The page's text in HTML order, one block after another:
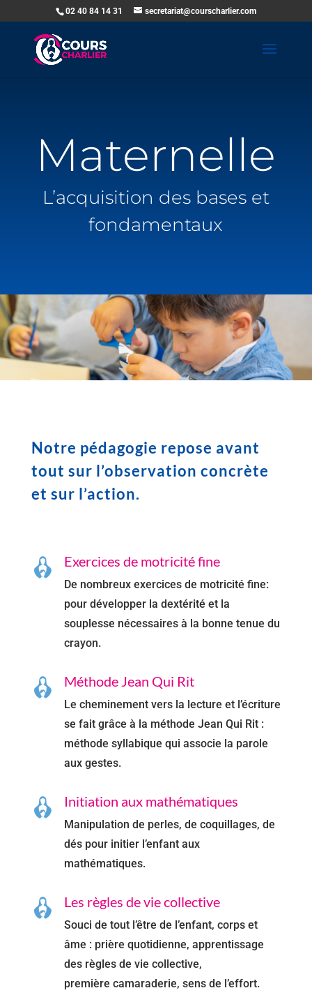
02 40 84 14 31 secretariat@courscharlier.com
Maternelle
L’acquisition des bases et
fondamentaux
Notre pédagogie repose avant
tout sur l’observation concrète
et sur l’action.
Exercices de motricité fine
De nombreux exercices de motricité fine:
pour développer la dextérité et la
souplesse nécessaires à la bonne tenue du
crayon.
Méthode Jean Qui Rit
Le cheminement vers la lecture et l’écriture
se fait grâce à la méthode Jean Qui Rit :
méthode syllabique qui associe la parole
aux gestes.
Initiation aux mathématiques
Manipulation de perles, de coquillages, de
dés pour initier l’enfant aux
mathématiques.
Les règles de vie collective
Souci de tout l’être de l’enfant, corps et
âme : prière quotidienne, apprentissage
des règles de vie collective,
première camaraderie, sens de l’effort.